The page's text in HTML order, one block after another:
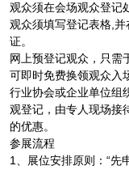
观众须在会场观众登记
观众须填写登记表格,
证。
网上预登记观众，只需
可即时免费换领观众入
行业协会或企业单位组
观登记，由专人现场接
的优惠。
参展流程
1、展位安排原则：“先